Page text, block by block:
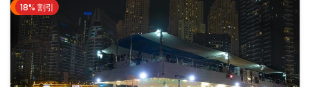
ドバイ
18% 割引